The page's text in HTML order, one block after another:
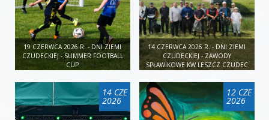
19 CZERWCA 2026 R. - DNI ZIEMI
CZUDECKIEJ - SUMMER FOOTBALL
CUP
14 CZERWCA 2026 R. - DNI ZIEMI
CZUDECKIEJ - ZAWODY
SPŁAWIKOWE KW LESZCZ CZUDEC
14 CZE
2026
12 CZE
2026